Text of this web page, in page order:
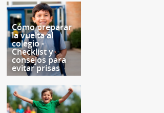
Cómo preparar
la vuelta al
colegio -
Checklist y
consejos para
evitar prisas